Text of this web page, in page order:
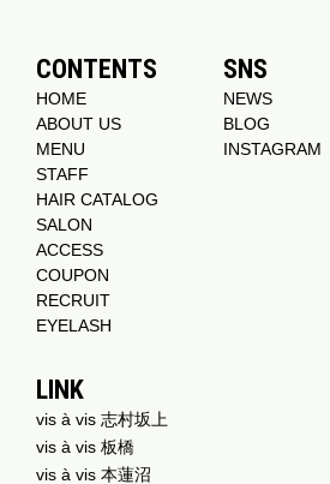
CONTENTS
HOME
ABOUT US
MENU
STAFF
HAIR CATALOG
SALON
ACCESS
COUPON
RECRUIT
EYELASH
SNS
NEWS
BLOG
INSTAGRAM
LINK
vis à vis 志村坂上
vis à vis 板橋
vis à vis 本蓮沼